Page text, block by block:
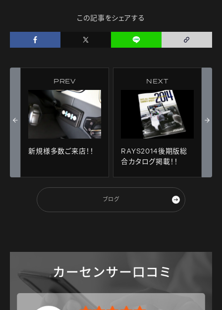
この記事をシェアする
PREV
新規様多数ご来店！！
NEXT
RAYS2014後期版総
合カタログ掲載！！
ブログ